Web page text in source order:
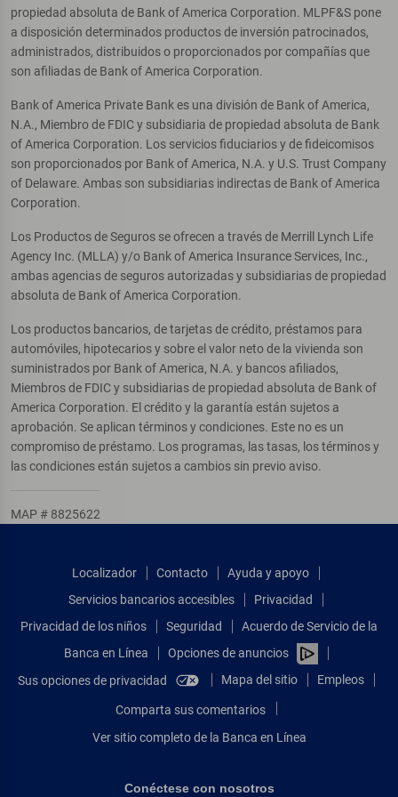
propiedad absoluta de Bank of America Corporation. MLPF&S pone
a disposición determinados productos de inversión patrocinados,
administrados, distribuidos o proporcionados por compañías que
son afiliadas de Bank of America Corporation.
Bank of America Private Bank es una división de Bank of America,
N.A., Miembro de FDIC y subsidiaria de propiedad absoluta de Bank
of America Corporation. Los servicios fiduciarios y de fideicomisos
son proporcionados por Bank of America, N.A. y U.S. Trust Company
of Delaware. Ambas son subsidiarias indirectas de Bank of America
Corporation.
Los Productos de Seguros se ofrecen a través de Merrill Lynch Life
Agency Inc. (MLLA) y/o Bank of America Insurance Services, Inc.,
ambas agencias de seguros autorizadas y subsidiarias de propiedad
absoluta de Bank of America Corporation.
Los productos bancarios, de tarjetas de crédito, préstamos para
automóviles, hipotecarios y sobre el valor neto de la vivienda son
suministrados por Bank of America, N.A. y bancos afiliados,
Miembros de FDIC y subsidiarias de propiedad absoluta de Bank of
America Corporation. El crédito y la garantía están sujetos a
aprobación. Se aplican términos y condiciones. Este no es un
compromiso de préstamo. Los programas, las tasas, los términos y
las condiciones están sujetos a cambios sin previo aviso.
MAP # 8825622
Localizador Contacto
Ayuda y apoyo
Servicios bancarios accesibles
Privacidad
Privacidad de los niños
Seguridad
Acuerdo de Servicio de la
Banca en Línea
Opciones de anuncios
Sus opciones de privacidad
Mapa del sitio Empleos
Comparta sus comentarios
Ver sitio completo de la Banca en Línea
Conéctese con nosotros